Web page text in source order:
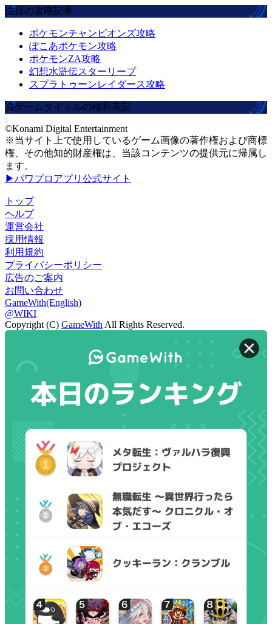
注目の攻略記事
ポケモンチャンピオンズ攻略
ぽこあポケモン攻略
ポケモンZA攻略
幻想水滸伝スターリープ
スプラトゥーンレイダース攻略
当ゲームタイトルの権利表記
©Konami Digital Entertainment
※当サイト上で使用しているゲーム画像の著作権および商標
権、その他知的財産権は、当該コンテンツの提供元に帰属し
ます。
▶パワプロアプリ公式サイト
トップ
ヘルプ
運営会社
採用情報
利用規約
プライバシーポリシー
広告のご案内
お問い合わせ
GameWith(English)
@WIKI
Copyright (C) GameWith All Rights Reserved.